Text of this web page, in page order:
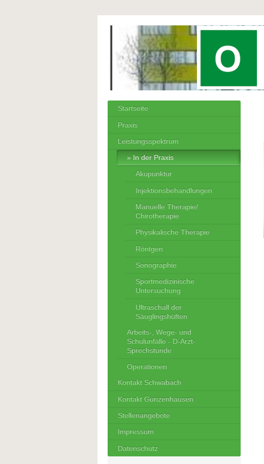
Startseite
Praxis
Leistungsspektrum
In der Praxis
Akupunktur
Injektionsbehandlungen
Manuelle Therapie/
Chirotherapie
Physikalische Therapie
Röntgen
Sonographie
Sportmedizinische
Untersuchung
Ultraschall der
Säuglingshüften
Arbeits-, Wege- und
Schulunfälle - D-Arzt-
Sprechstunde
Operationen
Kontakt Schwabach
Kontakt Gunzenhausen
Stellenangebote
Impressum
Datenschutz